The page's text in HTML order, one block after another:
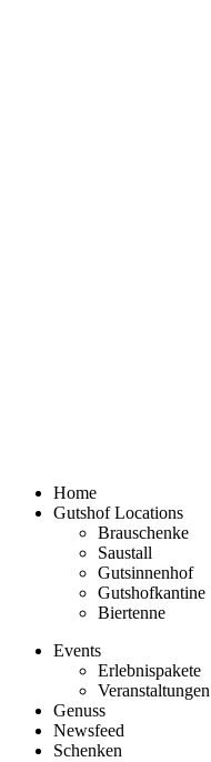
Home
Gutshof Locations
Brauschenke
Saustall
Gutsinnenhof
Gutshofkantine
Biertenne
Events
Erlebnispakete
Veranstaltungen
Genuss
Newsfeed
Schenken